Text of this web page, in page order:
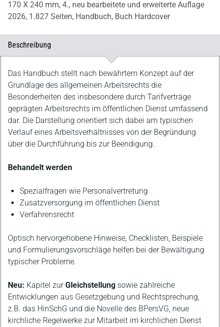
170 X 240 mm, 4., neu bearbeitete und erweiterte Auflage
2026, 1.827 Seiten, Handbuch, Buch Hardcover
Beschreibung
Beschreibung
Das Handbuch stellt nach bewährtem Konzept auf der
Grundlage des allgemeinen Arbeitsrechts die
Besonderheiten des insbesondere durch Tarifverträge
geprägten Arbeitsrechts im öffentlichen Dienst umfassend
dar. Die Darstellung orientiert sich dabei am typischen
Verlauf eines Arbeitsverhältnisses von der Begründung
über die Durchführung bis zur Beendigung.
Behandelt werden
Spezialfragen wie Personalvertretung
Zusatzversorgung im öffentlichen Dienst
Verfahrensrecht
Optisch hervorgehobene Hinweise, Checklisten, Beispiele
und Formulierungsvorschläge helfen bei der Bewältigung
typischer Probleme.
Neu: Kapitel zurGleichstellung sowie zahlreiche
Entwicklungen aus Gesetzgebung und Rechtsprechung,
z.B. das HinSchG und die Novelle des BPersVG, neue
kirchliche Regelwerke zur Mitarbeit im kirchlichen Dienst